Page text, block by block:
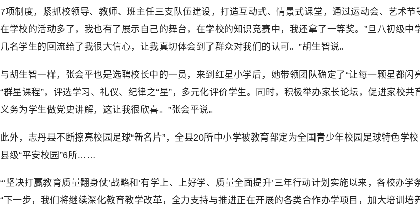
7项制度，紧抓校领导、教师、班主任三支队伍建设，打造互动式、情景式课堂，通过运动会、艺术
在学校的活动多了，我也有了展示自己的舞台，在学校的知识竞赛中，我还拿了一等奖。”旦八初级
几名学生的回流给了我很大信心，让我真切体会到了群众对我们的认可。”胡生智说。
与胡生智一样，张会平也是选聘校长中的一员，来到红星小学后，她带领团队确定了“让每一颗星都
“群星课程”，评选学习、礼仪、纪律之“星”，多元化评价学生。同时，积极举办家长论坛，促进家校
义务为学生做党史讲解，这让我很欣喜。”张会平说。
此外，志丹县不断擦亮校园足球“新名片”，全县20所中小学被教育部定为全国青少年校园足球特色学
县级“平安校园”6所……
“‘坚决打赢教育质量翻身仗’战略和‘有学上、上好学、质量全面提升’三年行动计划实施以来，各校办
“下一步，我们将继续深化教育教学改革，全力支持与推进正在开展的各类合作办学项目，加大培训